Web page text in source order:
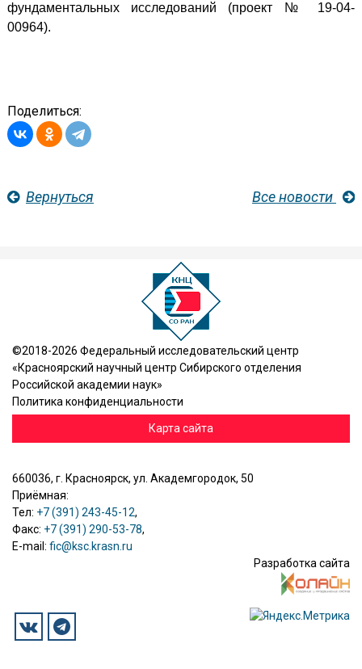
фундаментальных исследований (проект № 19-04-
00964).
Поделиться:
Вернуться Все новости
©2018-2026 Федеральный исследовательский центр
«Красноярский научный центр Сибирского отделения
Российской академии наук»
Политика конфиденциальности
Карта сайта
660036, г. Красноярск, ул. Академгородок, 50
Приёмная:
Тел: +7 (391) 243-45-12,
Факс: +7 (391) 290-53-78,
E-mail: fic@ksc.krasn.ru
Разработка сайта